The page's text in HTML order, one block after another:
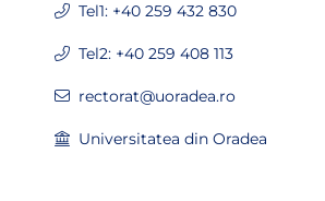
Tel1: +40 259 432 830
Tel2: +40 259 408 113
rectorat@uoradea.ro
Universitatea din Oradea